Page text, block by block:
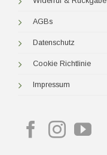
AGBs
Datenschutz
Cookie Richtlinie
Impressum